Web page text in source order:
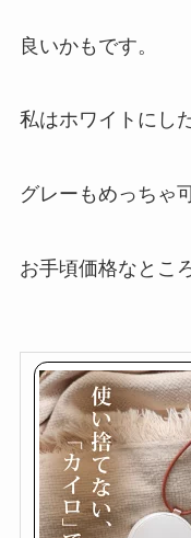
良いかもです。
私はホワイトにし
グレーもめっちゃ
お手頃価格なとこ